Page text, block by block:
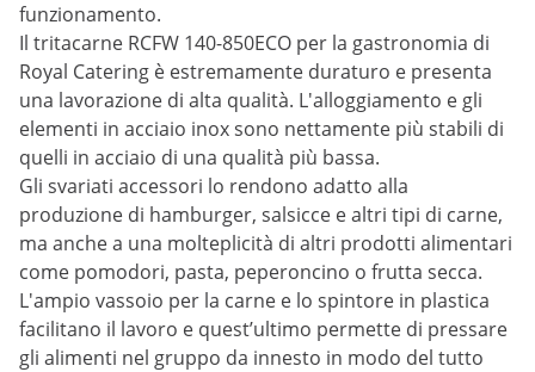
funzionamento.
Il tritacarne RCFW 140-850ECO per la gastronomia di
Royal Catering è estremamente duraturo e presenta
una lavorazione di alta qualità. L'alloggiamento e gli
elementi in acciaio inox sono nettamente più stabili di
quelli in acciaio di una qualità più bassa.
Gli svariati accessori lo rendono adatto alla
produzione di hamburger, salsicce e altri tipi di carne,
ma anche a una molteplicità di altri prodotti alimentari
come pomodori, pasta, peperoncino o frutta secca.
L'ampio vassoio per la carne e lo spintore in plastica
facilitano il lavoro e quest’ultimo permette di pressare
gli alimenti nel gruppo da innesto in modo del tutto